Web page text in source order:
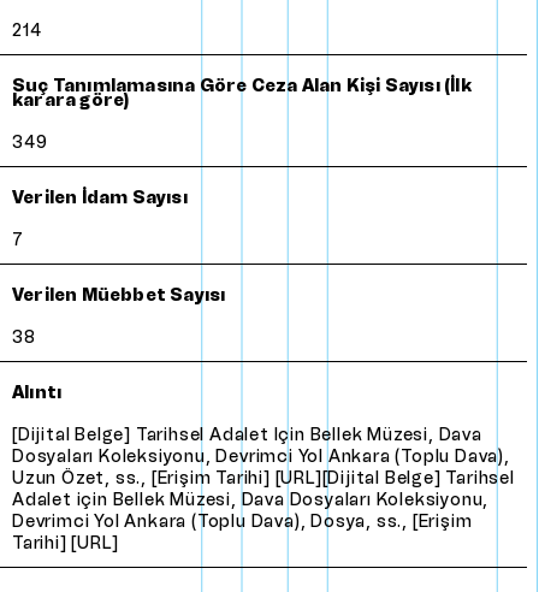
214
Suç Tanımlamasına Göre Ceza Alan Kişi Sayısı (İlk
karara göre)
349
Verilen İdam Sayısı
7
Verilen Müebbet Sayısı
38
Alıntı
[Dijital Belge] Tarihsel Adalet için Bellek Müzesi, Dava
Dosyaları Koleksiyonu, Devrimci Yol Ankara (Toplu Dava),
Uzun Özet, ss., [Erişim Tarihi] [URL][Dijital Belge] Tarihsel
Adalet için Bellek Müzesi, Dava Dosyaları Koleksiyonu,
Devrimci Yol Ankara (Toplu Dava), Dosya, ss., [Erişim
Tarihi] [URL]